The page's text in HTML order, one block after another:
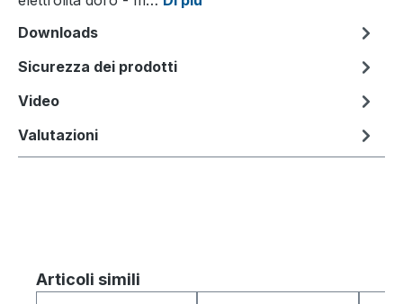
Downloads
Sicurezza dei prodotti
Video
Valutazioni
Salta la galleria dei prodotti
Articoli simili